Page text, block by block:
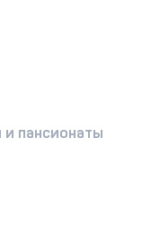
пансионаты